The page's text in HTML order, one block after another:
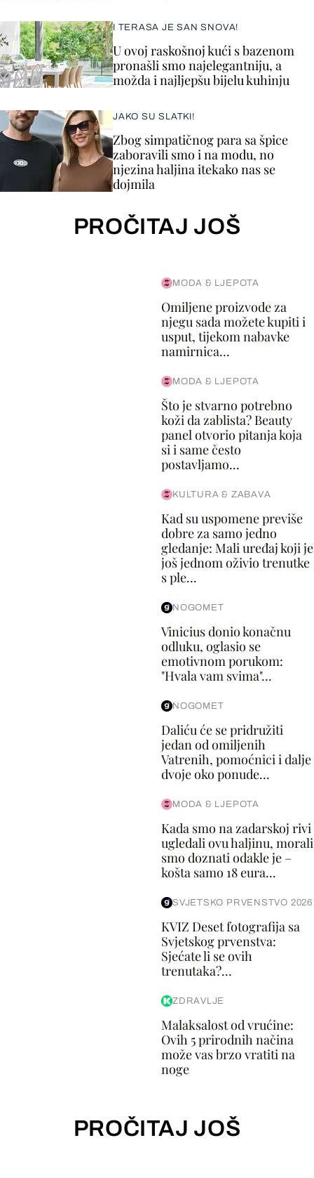
I TERASA JE SAN SNOVA!
U ovoj raskošnoj kući s bazenom
pronašli smo najelegantniju, a
možda i najljepšu bijelu kuhinju
JAKO SU SLATKI!
Zbog simpatičnog para sa špice
zaboravili smo i na modu, no
njezina haljina itekako nas se
dojmila
PROČITAJ JOŠ
MODA & LJEPOTA
Omiljene proizvode za
njegu sada možete kupiti i
usput, tijekom nabavke
namirnica...
MODA & LJEPOTA
Što je stvarno potrebno
koži da zablista? Beauty
panel otvorio pitanja koja
si i same često
postavljamo...
KULTURA & ZABAVA
Kad su uspomene previše
dobre za samo jedno
gledanje: Mali uređaj koji je
još jednom oživio trenutke
s ple...
NOGOMET
Vinicius donio konačnu
odluku, oglasio se
emotivnom porukom:
"Hvala vam svima"...
NOGOMET
Daliću će se pridružiti
jedan od omiljenih
Vatrenih, pomoćnici i dalje
dvoje oko ponude...
MODA & LJEPOTA
Kada smo na zadarskoj rivi
ugledali ovu haljinu, morali
smo doznati odakle je –
košta samo 18 eura...
SVJETSKO PRVENSTVO 2026
KVIZ Deset fotografija sa
Svjetskog prvenstva:
Sjećate li se ovih
trenutaka?...
ZDRAVLJE
Malaksalost od vrućine:
Ovih 5 prirodnih načina
može vas brzo vratiti na
noge
PROČITAJ JOŠ